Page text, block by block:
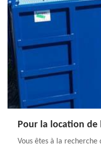
Pour la location de
Vous êtes à la recherche